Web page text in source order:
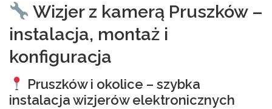
KONTAKT
EN
Wizjer z kamerą Pruszków –
instalacja, montaż i
konfiguracja
Pruszków i okolice – szybka
instalacja wizjerów elektronicznych